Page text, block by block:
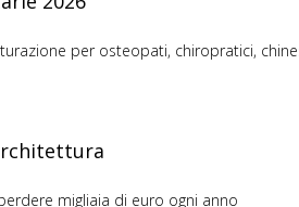
per osteopati, chiropratici,
migliaia di euro ogni anno